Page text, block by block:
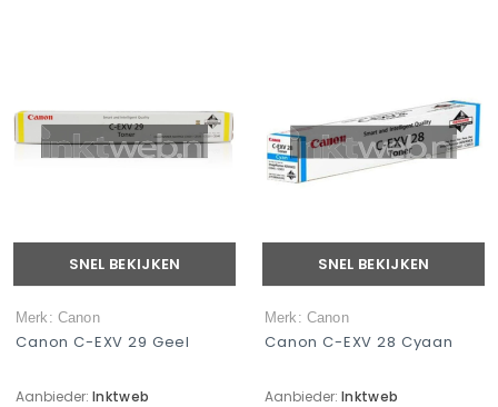
SNEL BEKIJKEN
Merk: Canon
Canon C-EXV 29 Geel
Aanbieder: Inktweb
SNEL BEKIJKEN
Merk: Canon
Canon C-EXV 28 Cyaan
Aanbieder: Inktweb